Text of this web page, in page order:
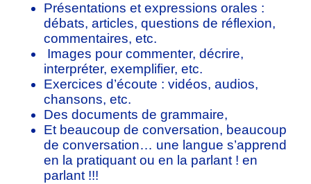
Présentations et expressions orales :
débats, articles, questions de réflexion,
commentaires, etc.
Images pour commenter, décrire,
interpréter, exemplifier, etc.
Exercices d’écoute : vidéos, audios,
chansons, etc.
Des documents de grammaire,
Et beaucoup de conversation, beaucoup
de conversation… une langue s’apprend
en la pratiquant ou en la parlant ! en
parlant !!!